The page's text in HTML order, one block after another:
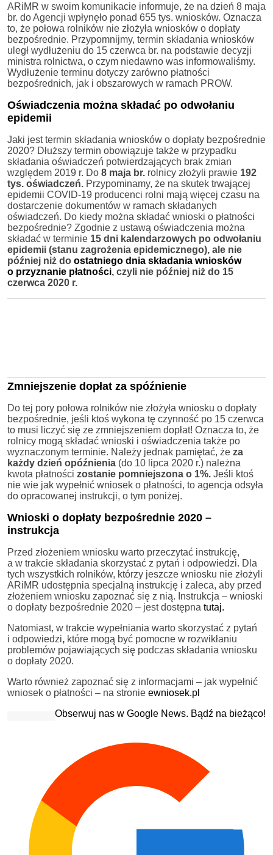
ARiMR w swoim komunikacie informuje, że na dzień 8 maja
br. do Agencji wpłynęło ponad 655 tys. wniosków. Oznacza
to, że połowa rolników nie złożyła wniosków o dopłaty
bezpośrednie. Przypomnijmy, termin składania wniosków
uległ wydłużeniu do 15 czerwca br. na podstawie decyzji
ministra rolnictwa, o czym niedawno was informowaliśmy.
Wydłużenie terminu dotyczy zarówno płatności
bezpośrednich, jak i obszarowych w ramach PROW.
Oświadczenia można składać po odwołaniu
epidemii
Jaki jest termin składania wniosków o dopłaty bezpośrednie
2020? Dłuższy termin obowiązuje także w przypadku
składania oświadczeń potwierdzających brak zmian
względem 2019 r. Do 8 maja br. rolnicy złożyli prawie 192
tys. oświadczeń. Przypominamy, że na skutek trwającej
epidemii COVID-19 producenci rolni mają więcej czasu na
dostarczenie dokumentów w ramach składanych
oświadczeń. Do kiedy można składać wnioski o płatności
bezpośrednie? Zgodnie z ustawą oświadczenia można
składać w terminie 15 dni kalendarzowych po odwołaniu
epidemii (stanu zagrożenia epidemicznego), ale nie
później niż do ostatniego dnia składania wniosków
o przyznanie płatności, czyli nie później niż do 15
czerwca 2020 r.
Zmniejszenie dopłat za spóźnienie
Do tej pory połowa rolników nie złożyła wniosku o dopłaty
bezpośrednie, jeśli ktoś wykona tę czynność po 15 czerwca
to musi liczyć się ze zmniejszeniem dopłat! Oznacza to, że
rolnicy mogą składać wnioski i oświadczenia także po
wyznaczonym terminie. Należy jednak pamiętać, że za
każdy dzień opóźnienia (do 10 lipca 2020 r.) należna
kwota płatności zostanie pomniejszona o 1%. Jeśli ktoś
nie wie jak wypełnić wniosek o płatności, to agencja odsyła
do opracowanej instrukcji, o tym poniżej.
Wnioski o dopłaty bezpośrednie 2020 –
instrukcja
Przed złożeniem wniosku warto przeczytać instrukcję,
a w trakcie składania skorzystać z pytań i odpowiedzi. Dla
tych wszystkich rolników, którzy jeszcze wniosku nie złożyli
ARiMR udostępnia specjalną instrukcję i zaleca, aby przed
złożeniem wniosku zapoznać się z nią. Instrukcja – wnioski
o dopłaty bezpośrednie 2020 – jest dostępna tutaj.
Natomiast, w trakcie wypełniania warto skorzystać z pytań
i odpowiedzi, które mogą być pomocne w rozwikłaniu
problemów pojawiających się podczas składania wniosku
o dopłaty 2020.
Warto również zapoznać się z informacjami – jak wypełnić
wniosek o płatności – na stronie ewniosek.pl
Obserwuj nas w Google News. Bądź na bieżąco!